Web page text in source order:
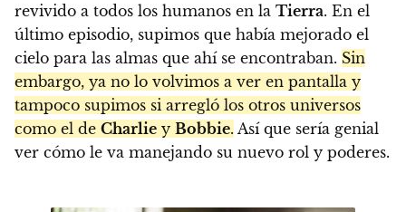
revivido a todos los humanos en la Tierra. En el
último episodio, supimos que había mejorado el
cielo para las almas que ahí se encontraban. Sin
embargo, ya no lo volvimos a ver en pantalla y
tampoco supimos si arregló los otros universos
como el de Charlie y Bobbie. Así que sería genial
ver cómo le va manejando su nuevo rol y poderes.